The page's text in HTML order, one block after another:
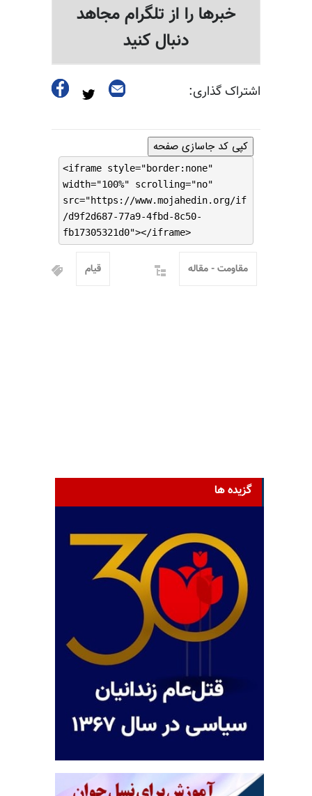
خبرها را از تلگرام مجاهد
دنبال کنید
اشتراک گذاری:
کپی کد جاسازی صفحه
<iframe style="border:none"
width="100%" scrolling="no"
src="https://www.mojahedin.org/if
/d9f2d687-77a9-4fbd-8c50-
fb17305321d0"></iframe>
قیام مقاومت - مقاله
گزیده ها